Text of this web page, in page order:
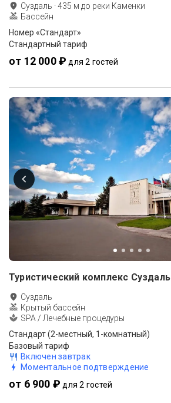
Суздаль ·435 м до реки Каменки
Бассейн
Номер «Стандарт»
Стандартный тариф
от 12 000 ₽ для 2 гостей
Туристический комплекс Суздаль
Суздаль
Крытый бассейн
SPA / Лечебные процедуры
Стандарт (2-местный, 1-комнатный)
Базовый тариф
Включен завтрак
Моментальное подтверждение
от 6 900 ₽ для 2 гостей